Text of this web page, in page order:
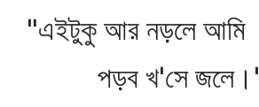
"এইটুকু আর নড়লে আমি
পড়ব খ'সে জলে।'